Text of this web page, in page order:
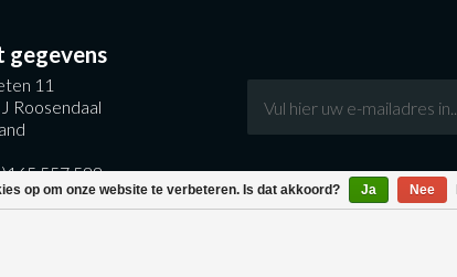
op om onze website te verbeteren. Is dat akkoord? Ja Nee
gegevens
11
Roosendaal
557 588